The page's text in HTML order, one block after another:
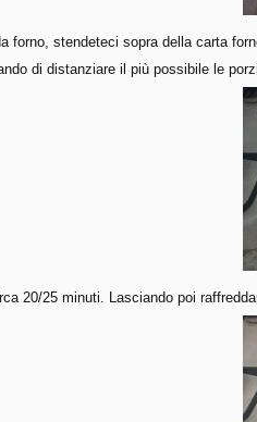
forno, stendeteci sopra della carta
di distanziare il più possibile le
20/25 minuti. Lasciando poi